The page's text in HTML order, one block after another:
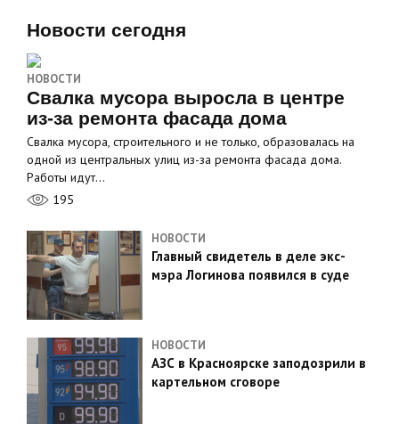
Новости сегодня
НОВОСТИ
Свалка мусора выросла в центре
из-за ремонта фасада дома
Свалка мусора, строительного и не только, образовалась на
одной из центральных улиц из-за ремонта фасада дома.
Работы идут…
195
НОВОСТИ
Главный свидетель в деле экс-
мэра Логинова появился в суде
НОВОСТИ
АЗС в Красноярске заподозрили в
картельном сговоре